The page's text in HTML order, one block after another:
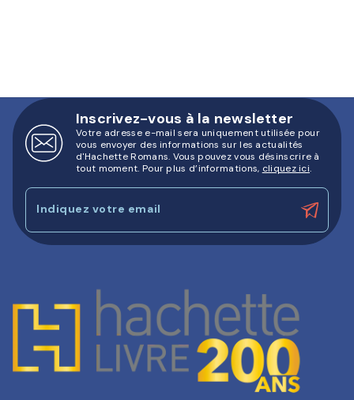
Inscrivez-vous à la newsletter
Votre adresse e-mail sera uniquement utilisée pour
vous envoyer des informations sur les actualités
d'Hachette Romans. Vous pouvez vous désinscrire à
tout moment. Pour plus d’informations, cliquez ici.
Indiquez votre email